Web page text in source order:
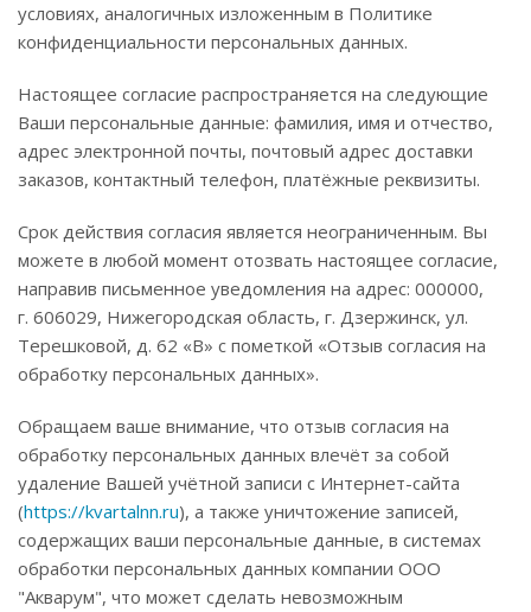
условиях, аналогичных изложенным в Политике
конфиденциальности персональных данных.
Настоящее согласие распространяется на следующие
Ваши персональные данные: фамилия, имя и отчество,
адрес электронной почты, почтовый адрес доставки
заказов, контактный телефон, платёжные реквизиты.
Срок действия согласия является неограниченным. Вы
можете в любой момент отозвать настоящее согласие,
направив письменное уведомления на адрес: 000000,
г. 606029, Нижегородская область, г. Дзержинск, ул.
Терешковой, д. 62 «В» с пометкой «Отзыв согласия на
обработку персональных данных».
Обращаем ваше внимание, что отзыв согласия на
обработку персональных данных влечёт за собой
удаление Вашей учётной записи с Интернет-сайта
(https://kvartalnn.ru), а также уничтожение записей,
содержащих ваши персональные данные, в системах
обработки персональных данных компании ООО
"Акварум", что может сделать невозможным